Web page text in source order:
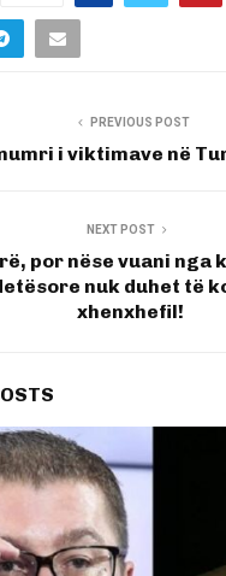
PREVIOUS POST
i viktimave në
NEXT POST
por nëse vuani nga
nuk duhet të
xhenxhefil!